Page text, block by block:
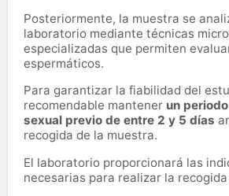
Posteriormente, la muestra se
laboratorio mediante técnicas
especializadas que permiten
espermáticos.
Para garantizar la fiabilidad del
recomendable mantener un
sexual previo de entre 2 y 5 días
recogida de la muestra.
El laboratorio proporcionará las
necesarias para realizar la